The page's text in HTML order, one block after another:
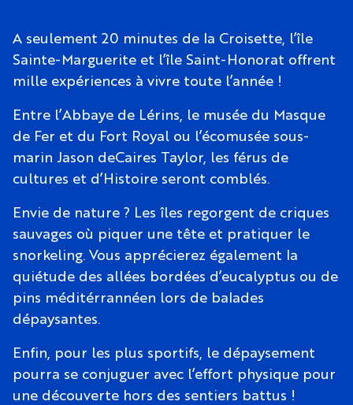
A seulement 20 minutes de la Croisette, l’île
Sainte-Marguerite et l’île Saint-Honorat offrent
mille expériences à vivre toute l’année !
Entre l’Abbaye de Lérins, le musée du Masque
de Fer et du Fort Royal ou l’écomusée sous-
marin Jason deCaires Taylor, les férus de
cultures et d’Histoire seront comblés.
Envie de nature ? Les îles regorgent de criques
sauvages où piquer une tête et pratiquer le
snorkeling. Vous apprécierez également la
quiétude des allées bordées d’eucalyptus ou de
pins méditérrannéen lors de balades
dépaysantes.
Enfin, pour les plus sportifs, le dépaysement
pourra se conjuguer avec l’effort physique pour
une découverte hors des sentiers battus !